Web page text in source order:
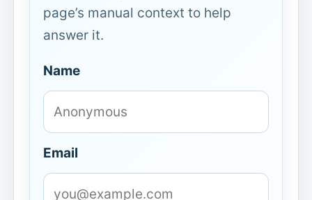
page’s manual context to help
answer it.
Name
Email